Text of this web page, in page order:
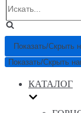
Показать/Скрыть
Показать/Скрыть
КАТАЛОГ